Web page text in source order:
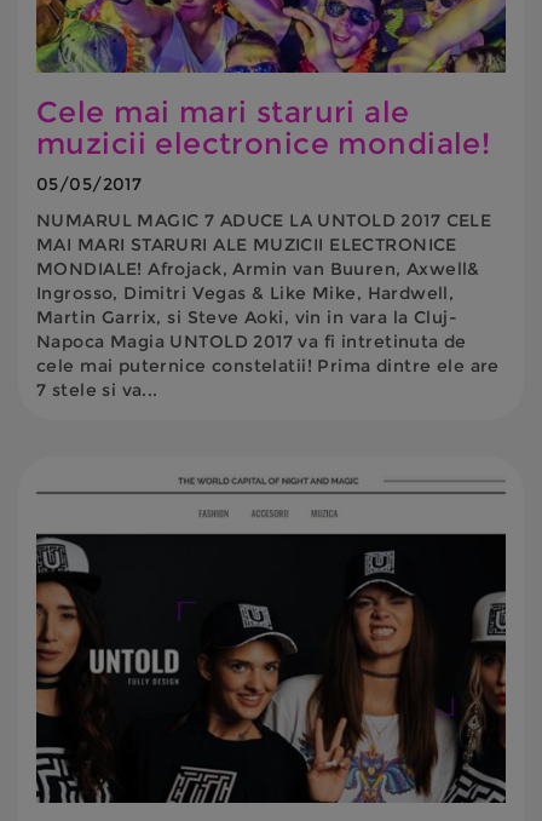
Cele mai mari staruri ale
muzicii electronice mondiale!
05/05/2017
NUMARUL MAGIC 7 ADUCE LA UNTOLD 2017 CELE
MAI MARI STARURI ALE MUZICII ELECTRONICE
MONDIALE! Afrojack, Armin van Buuren, Axwell&
Ingrosso, Dimitri Vegas & Like Mike, Hardwell,
Martin Garrix, si Steve Aoki, vin in vara la Cluj-
Napoca Magia UNTOLD 2017 va fi intretinuta de
cele mai puternice constelatii! Prima dintre ele are
7 stele si va...